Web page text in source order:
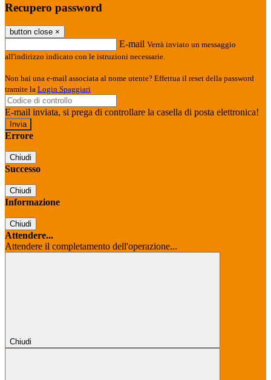
Recupero password
button close ×
E-mail Verrà inviato un messaggio
all'indirizzo indicato con le istruzioni necessarie.
Non hai una e-mail associata al nome utente? Effettua il reset della password
tramite la Login Spaggiari
E-mail inviata, si prega di controllare la casella di posta elettronica!
Errore
Chiudi
Successo
Chiudi
Informazione
Chiudi
Attendere...
Attendere il completamento dell'operazione...
Chiudi